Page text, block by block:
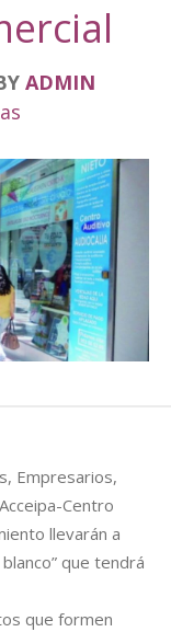
ADMIN
Empresarios,
Centro
llevarán a
que tendrá
que formen